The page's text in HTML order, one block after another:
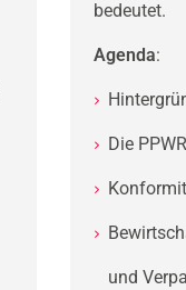
bedeutet.
Agenda:
Die
und